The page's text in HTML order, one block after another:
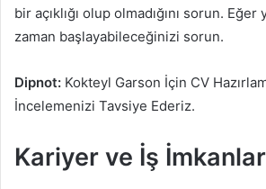
bir açıklığı olup olmadığını sorun.
zaman başlayabileceğinizi sorun.
Dipnot: Kokteyl Garson İçin CV
İncelemenizi Tavsiye Ederiz.
Kariyer ve İş